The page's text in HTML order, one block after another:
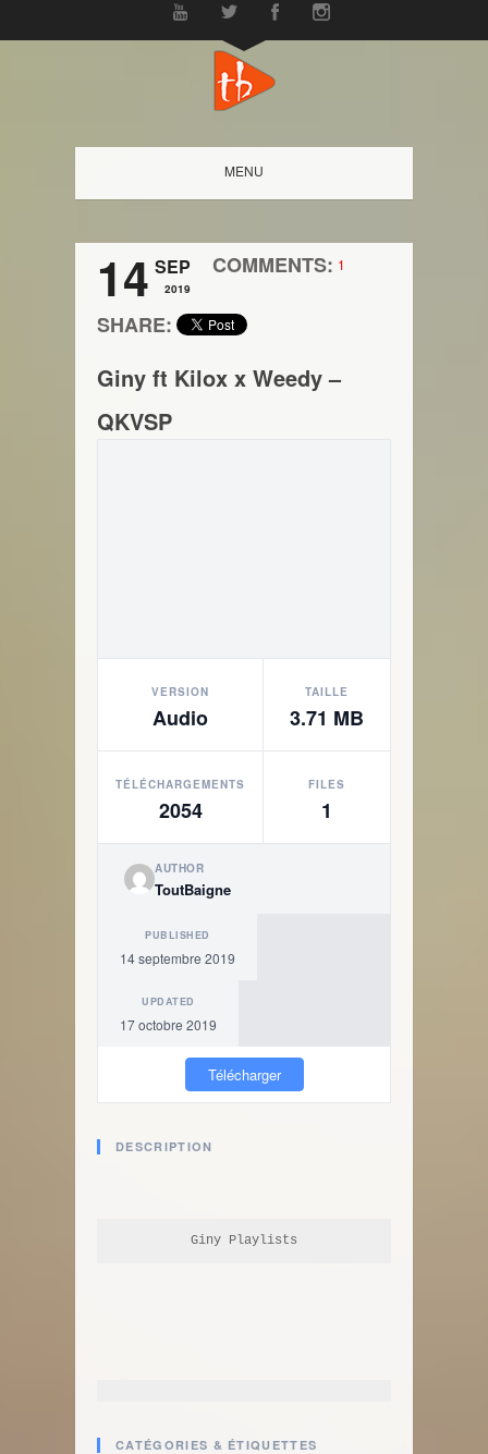
MENU
14 SEP
2019
COMMENTS: 1
SHARE:
Giny ft Kilox x Weedy –
QKVSP
VERSION
Audio
TAILLE
3.71 MB
TÉLÉCHARGEMENTS
2054
FILES
1
AUTHOR
ToutBaigne
PUBLISHED
14 septembre 2019
UPDATED
17 octobre 2019
Télécharger
DESCRIPTION
Giny Playlists
CATÉGORIES & ÉTIQUETTES